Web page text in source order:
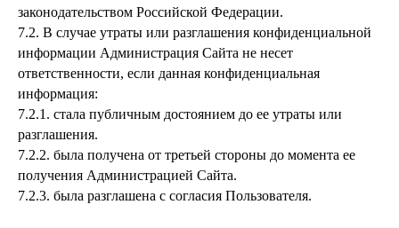
законодательством Российской Федерации.
7.2. В случае утраты или разглашения конфиденциальной
информации Администрация Сайта не несет
ответственности, если данная конфиденциальная
информация:
7.2.1. стала публичным достоянием до ее утраты или
разглашения.
7.2.2. была получена от третьей стороны до момента ее
получения Администрацией Сайта.
7.2.3. была разглашена с согласия Пользователя.